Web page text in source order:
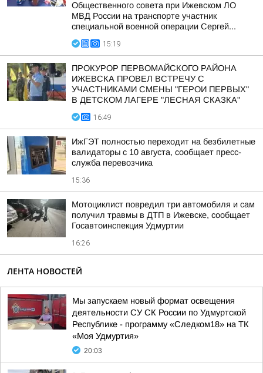
Общественного совета при Ижевском ЛО
МВД России на транспорте участник
специальной военной операции Сергей...
15:19
ПРОКУРОР ПЕРВОМАЙСКОГО РАЙОНА
ИЖЕВСКА ПРОВЕЛ ВСТРЕЧУ С
УЧАСТНИКАМИ СМЕНЫ "ГЕРОИ ПЕРВЫХ"
В ДЕТСКОМ ЛАГЕРЕ "ЛЕСНАЯ СКАЗКА"
16:49
ИжГЭТ полностью переходит на безбилетные
валидаторы с 10 августа, сообщает пресс-
служба перевозчика
15:36
Мотоциклист повредил три автомобиля и сам
получил травмы в ДТП в Ижевске, сообщает
Госавтоинспекция Удмуртии
16:26
ЛЕНТА НОВОСТЕЙ
Мы запускаем новый формат освещения
деятельности СУ СК России по Удмуртской
Республике - программу «Следком18» на ТК
«Моя Удмуртия»
20:03